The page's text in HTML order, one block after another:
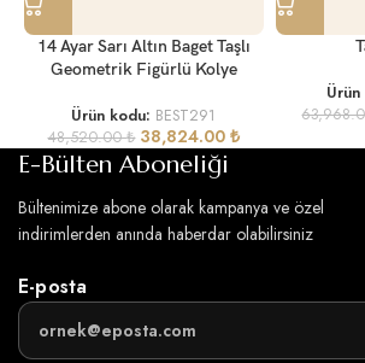
14 Ayar Sarı Altın Baget Taşlı
Geometrik Figürlü Kolye
Ürün kodu: BEST291
48,520.00₺ 38,824.00₺
E-Bülten Aboneliği
Bültenimize abone olarak kampanya ve özel
indirimlerden anında haberdar olabilirsiniz
E-posta